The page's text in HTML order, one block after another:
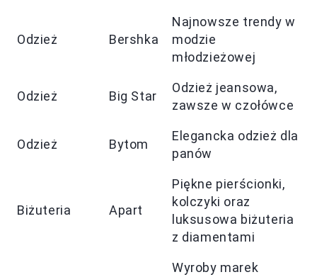
Odzież Bershka
Najnowsze trendy w
modzie
młodzieżowej
Odzież Big Star
Odzież jeansowa,
zawsze w czołówce
Odzież Bytom
Elegancka odzież dla
panów
Biżuteria Apart
Piękne pierścionki,
kolczyki oraz
luksusowa biżuteria
z diamentami
Wyroby marek